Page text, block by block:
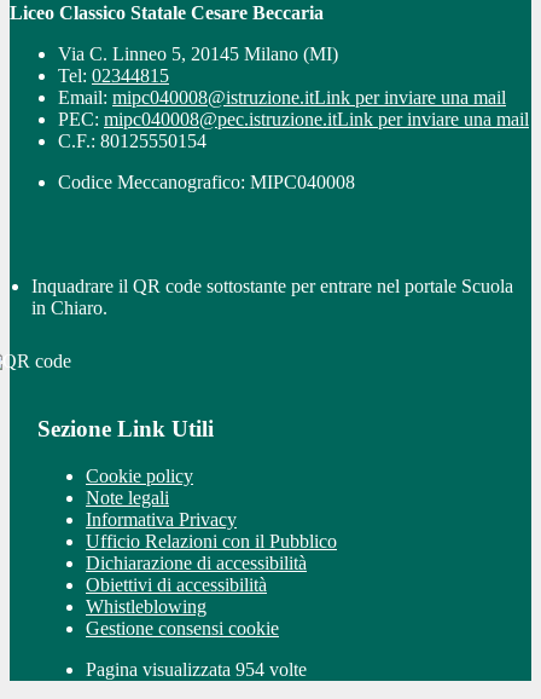
Liceo Classico Statale Cesare Beccaria
Via C. Linneo 5, 20145 Milano (MI)
Tel: 02344815
Email: mipc040008@istruzione.itLink per inviare una mail
PEC: mipc040008@pec.istruzione.itLink per inviare una mail
C.F.: 80125550154
Codice Meccanografico: MIPC040008
Inquadrare il QR code sottostante per entrare nel portale Scuola
in Chiaro.
Sezione Link Utili
Cookie policy
Note legali
Informativa Privacy
Ufficio Relazioni con il Pubblico
Dichiarazione di accessibilità
Obiettivi di accessibilità
Whistleblowing
Gestione consensi cookie
Pagina visualizzata 954 volte